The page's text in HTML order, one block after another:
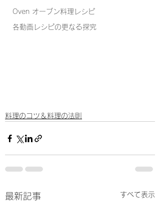
Oven オーブン料理レシピ
各動画レシピの更なる探究
料理のコツ＆料理の法則
最新記事 すべて表示